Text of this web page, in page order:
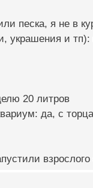
песка, я не в
украшения и тп):
20 литров
да, с торца